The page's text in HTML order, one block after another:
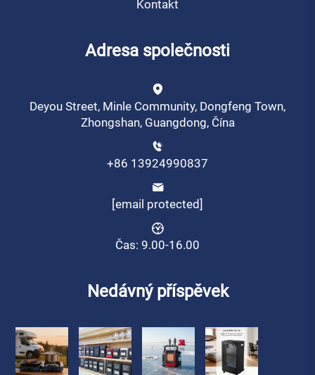
Kontakt
Adresa společnosti
Deyou Street, Minle Community, Dongfeng Town,
Zhongshan, Guangdong, Čína
+86 13924990837
[email protected]
Čas: 9.00-16.00
Nedávný příspěvek